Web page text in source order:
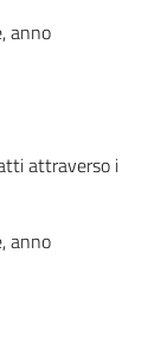
anno
attraverso i
anno